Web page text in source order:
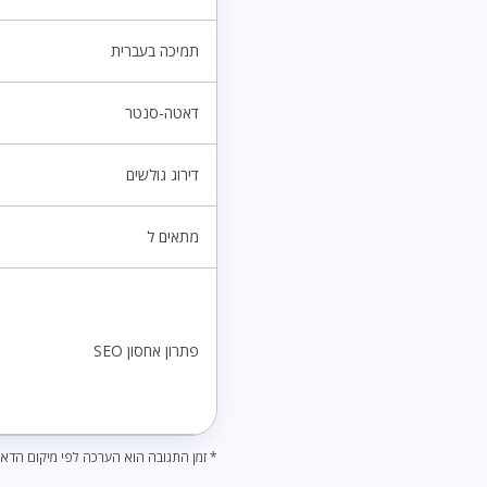
תמיכה בעברית
דאטה-סנטר
דירוג גולשים
מתאים ל
פתרון אחסון SEO
* זמן התגובה הוא הערכה לפי מיקום